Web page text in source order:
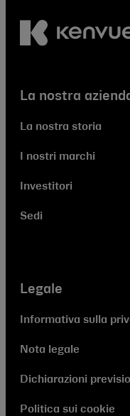
La nostra
La nostra storia
I nostri marchi
Investitori
Sedi
Legale
Informativa sulla
Nota legale
Dichiarazioni
Politica sui cookie